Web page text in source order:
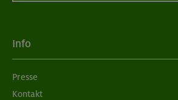
Info
Presse
Kontakt